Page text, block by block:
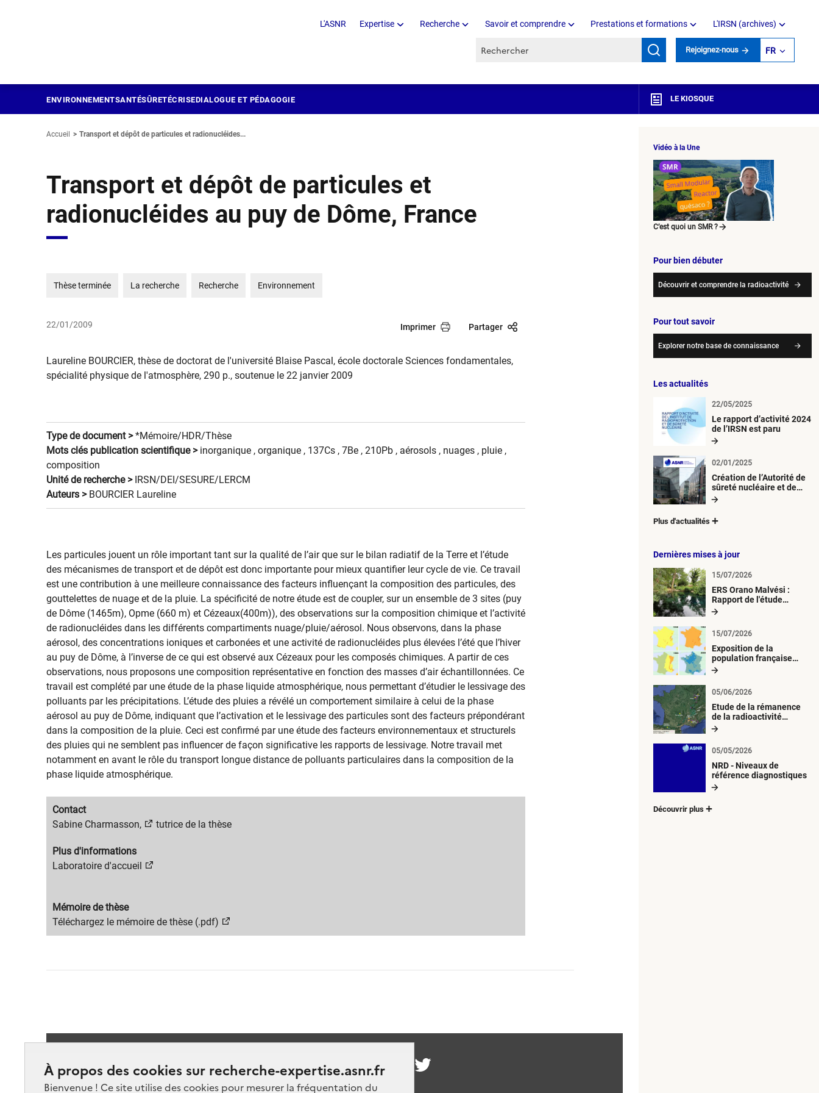
À propos des cookies sur recherche-expertise.asnr.fr
Bienvenue ! Ce site utilise des cookies pour mesurer la fréquentation du
L'ASNR Expertise Recherche Savoir et comprendre Prestations et formations L'IRSN (archives)
Recherche par mots clés Rejoignez-nous FR
ENVIRONNEMENTSANTÉSÛRETÉCRISEDIALOGUE ET PÉDAGOGIE LE KIOSQUE
Accueil Transport et dépôt de particules et radionucléides...
Transport et dépôt de particules et
radionucléides au puy de Dôme, France
Imprimer Partager
Thèse terminée La recherche Recherche Environnement
22/01/2009
Laureline BOURCIER, thèse de doctorat de l'université Blaise Pascal, école doctorale Sciences fondamentales,
spécialité physique de l'atmosphère, 290 p., soutenue le 22 janvier 2009
Type de document > *Mémoire/HDR/Thèse
Mots clés publication scientifique > inorganique , organique , 137Cs , 7Be , 210Pb , aérosols , nuages , pluie ,
composition
Unité de recherche > IRSN/DEI/SESURE/LERCM
Auteurs > BOURCIER Laureline
Les particules jouent un rôle important tant sur la qualité de l’air que sur le bilan radiatif de la Terre et l’étude
des mécanismes de transport et de dépôt est donc importante pour mieux quantifier leur cycle de vie. Ce travail
est une contribution à une meilleure connaissance des facteurs influençant la composition des particules, des
gouttelettes de nuage et de la pluie. La spécificité de notre étude est de coupler, sur un ensemble de 3 sites (puy
de Dôme (1465m), Opme (660 m) et Cézeaux(400m)), des observations sur la composition chimique et l’activité
de radionucléides dans les différents compartiments nuage/pluie/aérosol. Nous observons, dans la phase
aérosol, des concentrations ioniques et carbonées et une activité de radionucléides plus élevées l’été que l’hiver
au puy de Dôme, à l’inverse de ce qui est observé aux Cézeaux pour les composés chimiques. A partir de ces
observations, nous proposons une composition représentative en fonction des masses d’air échantillonnées. Ce
travail est complété par une étude de la phase liquide atmosphérique, nous permettant d’étudier le lessivage des
polluants par les précipitations. L’étude des pluies a révélé un comportement similaire à celui de la phase
aérosol au puy de Dôme, indiquant que l’activation et le lessivage des particules sont des facteurs prépondérant
dans la composition de la pluie. Ceci est confirmé par une étude des facteurs environnementaux et structurels
des pluies qui ne semblent pas influencer de façon significative les rapports de lessivage. Notre travail met
notamment en avant le rôle du transport longue distance de polluants particulaires dans la composition de la
phase liquide atmosphérique.
Migration
content
Contact
Migration
text
Sabine Charmasson, tutrice de la thèse
Migration
content
Plus d'informations
Migration
Laboratoire d'accueil
Migration
content
title
Mémoire de thèse
Migration
content
Téléchargez le mémoire de thèse (.pdf)
Vidéo à la Une
C’est quoi un SMR ?
Pour bien débuter
Découvrir et comprendre la radioactivité
Pour tout savoir
Explorer notre base de connaissance
Les actualités
Le rapport d’activité 2024
de l’IRSN est paru
22/05/2025
Création de l’Autorité de
sûreté nucléaire et de
radioprotection (ASNR)
02/01/2025
Plus d'actualités
Dernières mises à jour
ERS Orano Malvési :
Rapport de l'étude
radiologique du milieu
15/07/2026
Exposition de la
population française
métropolitaine aux
atmosphériques
radioactives depuis 1945
15/07/2026
Etude de la rémanence
de la radioactivité
d’origine artificielle
05/06/2026
NRD - Niveaux de
référence diagnostiques
05/05/2026
Découvrir plus
Suivez-nous